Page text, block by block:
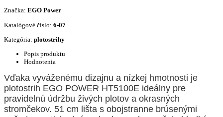
Značka: EGO Power
Katalógové číslo: 6-07
Kategória: plotostrihy
Popis produktu
Hodnotenia
Vďaka vyváženému dizajnu a nízkej hmotnosti je
plotostrih EGO POWER HT5100E ideálny pre
pravidelnú údržbu živých plotov a okrasných
stromčekov. 51 cm lišta s obojstranne brúsenými